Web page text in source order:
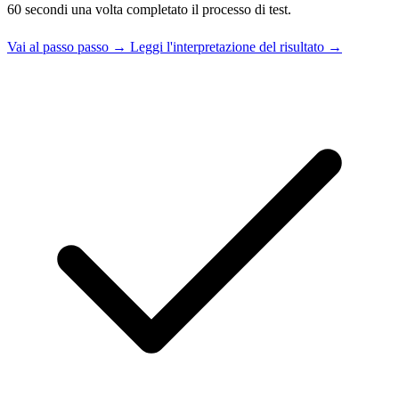
60 secondi una volta completato il processo di test.
Vai al passo passo → Leggi l'interpretazione del risultato →